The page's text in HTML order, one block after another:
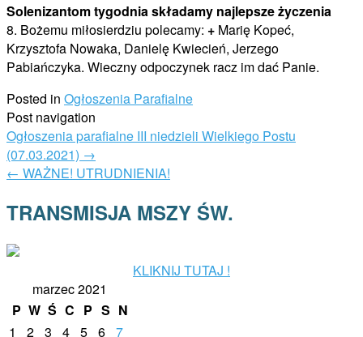
Solenizantom tygodnia składamy najlepsze życzenia
8. Bożemu miłosierdziu polecamy: + Marię Kopeć,
Krzysztofa Nowaka, Danielę Kwiecień, Jerzego
Pabiańczyka. Wieczny odpoczynek racz im dać Panie.
Posted in Ogłoszenia Parafialne
Post navigation
Ogłoszenia parafialne III niedzieli Wielkiego Postu
(07.03.2021) →
← WAŻNE! UTRUDNIENIA!
TRANSMISJA MSZY ŚW.
KLIKNIJ TUTAJ !
marzec 2021
P W Ś C P S N
1
2 3 4 5 6 7